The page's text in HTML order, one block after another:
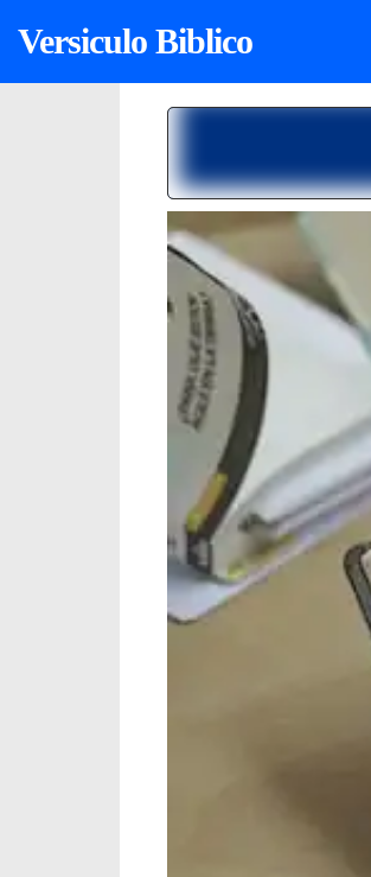
Versiculo Biblico